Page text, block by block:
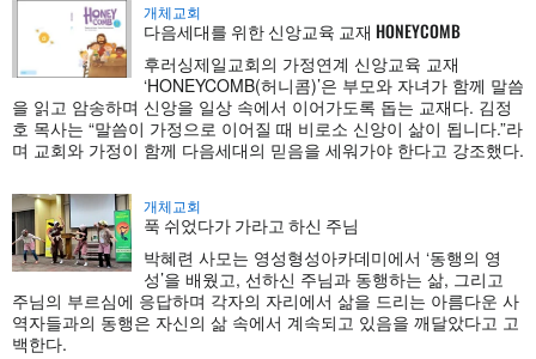
개체교회
다음세대를 위한 신앙교육 교재 HONEYCOMB
후러싱제일교회의 가정연계 신앙교육 교재
‘HONEYCOMB(허니콤)’은 부모와 자녀가 함께 말씀
을 읽고 암송하며 신앙을 일상 속에서 이어가도록 돕는 교재다. 김정
호 목사는 “말씀이 가정으로 이어질 때 비로소 신앙이 삶이 됩니다.”라
며 교회와 가정이 함께 다음세대의 믿음을 세워가야 한다고 강조했다.
개체교회
푹 쉬었다가 가라고 하신 주님
박혜련 사모는 영성형성아카데미에서 ‘동행의 영
성’을 배웠고, 선하신 주님과 동행하는 삶, 그리고
주님의 부르심에 응답하며 각자의 자리에서 삶을 드리는 아름다운 사
역자들과의 동행은 자신의 삶 속에서 계속되고 있음을 깨달았다고 고
백한다.